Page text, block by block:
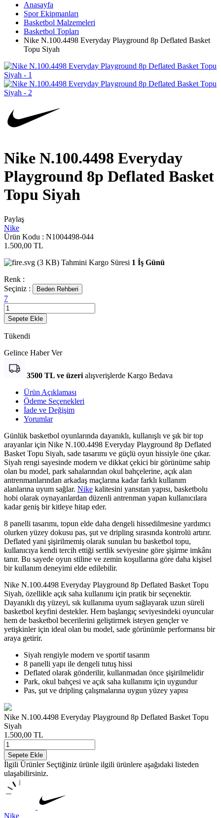
Anasayfa
Spor Ekipmanları
Basketbol Malzemeleri
Basketbol Topları
Nike N.100.4498 Everyday Playground 8p Deflated Basket
Topu Siyah
Nike N.100.4498 Everyday
Playground 8p Deflated Basket
Topu Siyah
Paylaş
Nike
Ürün Kodu : N1004498-044
1.500,00 TL
Tahmini Kargo Süresi 1 İş Günü
Renk :
Seçiniz :
Beden Rehberi
7
Sepete Ekle
Tükendi
Gelince Haber Ver
3500 TL ve üzeri alışverişlerde Kargo Bedava
Ürün Açıklaması
Ödeme Seçenekleri
İade ve Değişim
Yorumlar
Günlük basketbol oyunlarında dayanıklı, kullanışlı ve şık bir top
arayanlar için Nike N.100.4498 Everyday Playground 8p Deflated
Basket Topu Siyah, sade tasarımı ve güçlü oyun hissiyle öne çıkar.
Siyah rengi sayesinde modern ve dikkat çekici bir görünüme sahip
olan bu model, park sahalarından okul bahçelerine, açık alan
antrenmanlarından arkadaş maçlarına kadar farklı kullanım
alanlarına uyum sağlar. Nike kalitesini yansıtan yapısı, basketbolu
hobi olarak oynayanlardan düzenli antrenman yapan kullanıcılara
kadar geniş bir kitleye hitap eder.
8 panelli tasarımı, topun elde daha dengeli hissedilmesine yardımcı
olurken yüzey dokusu pas, şut ve dripling sırasında kontrolü artırır.
Deflated yani şişirilmemiş olarak sunulan bu basketbol topu,
kullanıcıya kendi tercih ettiği sertlik seviyesine göre şişirme imkânı
tanır. Bu sayede oyun stiline ve zemin koşullarına göre daha kişisel
bir kullanım deneyimi elde edilebilir.
Nike N.100.4498 Everyday Playground 8p Deflated Basket Topu
Siyah, özellikle açık saha kullanımı için pratik bir seçenektir.
Dayanıklı dış yüzeyi, sık kullanıma uyum sağlayarak uzun süreli
basketbol keyfini destekler. Hem başlangıç seviyesindeki oyuncular
hem de basketbol becerilerini geliştirmek isteyen gençler ve
yetişkinler için ideal olan bu model, sade görünümle performansı bir
araya getirir.
Siyah rengiyle modern ve sportif tasarım
8 panelli yapı ile dengeli tutuş hissi
Deflated olarak gönderilir, kullanmadan önce şişirilmelidir
Park, okul bahçesi ve açık saha kullanımı için uygundur
Pas, şut ve dripling çalışmalarına uygun yüzey yapısı
Nike N.100.4498 Everyday Playground 8p Deflated Basket Topu
Siyah
1.500,00 TL
Sepete Ekle
İlgili Ürünler Seçtiğiniz ürünle ilgili ürünlere aşağıdaki listeden
ulaşabilirsiniz.
Nike